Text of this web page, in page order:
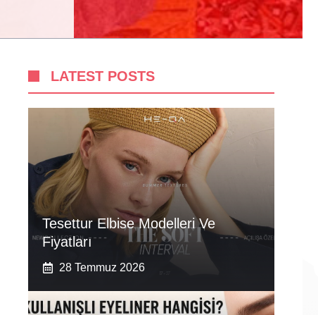
LATEST POSTS
Tesettur Elbise Modelleri Ve
Fiyatları
28 Temmuz 2026